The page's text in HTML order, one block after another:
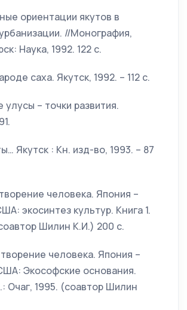
ориентации якутов в
//Монография,
Наука, 1992. 122 с.
саха. Якутск, 1992. – 112 с.
улусы – точки развития.
Якутск : Кн. изд-во, 1993. – 87
человека. Япония –
экосинтез культур. Книга 1.
Шилин К.И.) 200 с.
человека. Япония –
Экософские основания.
Очаг, 1995. (соавтор Шилин